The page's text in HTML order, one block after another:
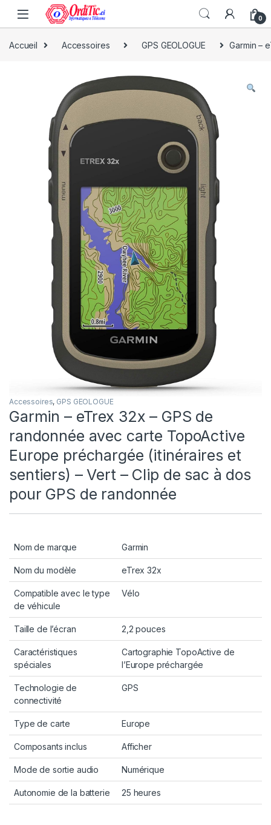
0
Accueil Accessoires GPS GEOLOGUE Garmin –
Accessoires, GPS GEOLOGUE
Garmin – eTrex 32x – GPS de
randonnée avec carte TopoActive
Europe préchargée (itinéraires et
sentiers) – Vert – Clip de sac à dos
pour GPS de randonnée
Nom de marque Garmin
Nom du modèle eTrex 32x
Compatible avec le type
de véhicule
Vélo
Taille de l’écran 2,2 pouces
Caractéristiques
spéciales
Cartographie TopoActive de
l’Europe préchargée
Technologie de
connectivité
GPS
Type de carte Europe
Composants inclus Afficher
Mode de sortie audio Numérique
Autonomie de la batterie 25 heures